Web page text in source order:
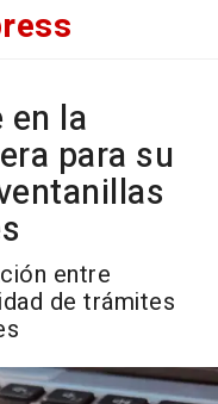
en la
para su
entre
de trámites